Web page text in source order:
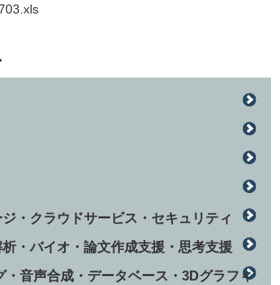
・クラウドサービス・セキュリティ
・バイオ・論文作成支援・思考支援
・音声合成・データベース・3Dグラフィ